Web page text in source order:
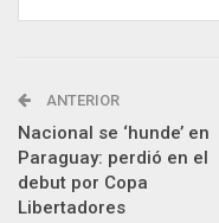
ANTERIOR
Nacional se ‘hunde’ en
Paraguay: perdió en el
debut por Copa
Libertadores